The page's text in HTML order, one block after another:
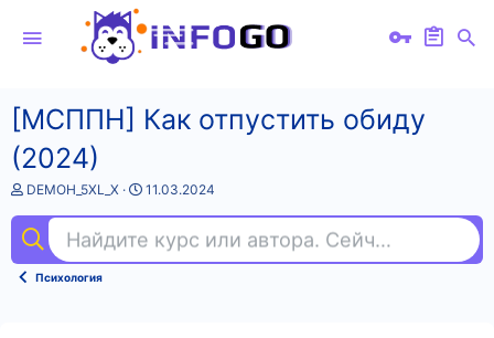
[МСППН] Как отпустить обиду
(2024)
А
т
о
т
DEMOH_5XL_X
Д
а
н
11.03.2024
Найдите курс или автора. Сейчас ищут
Психология